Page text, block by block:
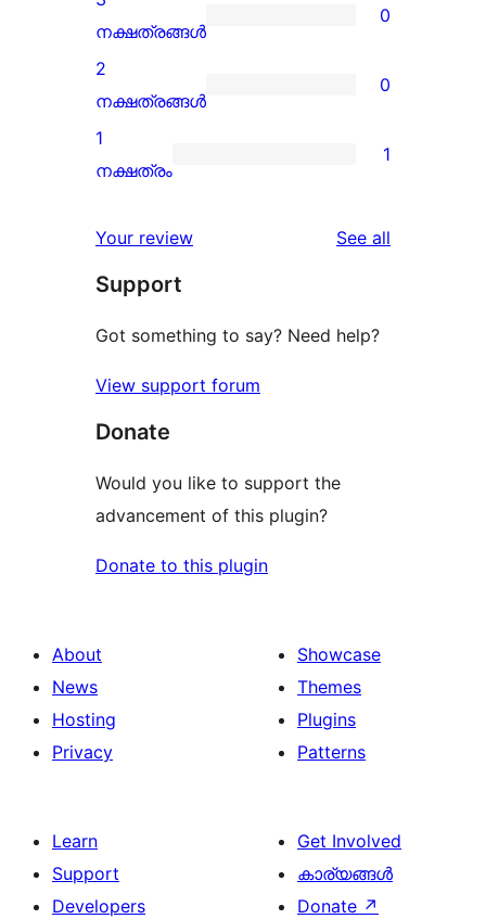
star
reviews
0
3-
star
reviews
നക്ഷത്രങ്ങൾ
0
0
2-
star
2
നക്ഷത്രങ്ങൾ
0
1
star
1
നക്ഷത്രം
1
Your review See all
Support
Got something to say? Need help?
View support forum
Donate
Would you like to support the
advancement of this plugin?
Donate to this plugin
About
News
Hosting
Privacy
Showcase
Themes
Plugins
Patterns
Learn
Support
Developers
Get Involved
കാര്യങ്ങള്‍
Donate ↗